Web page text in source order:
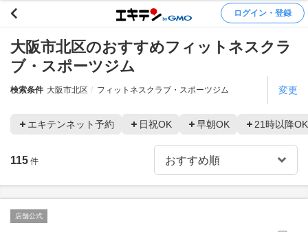
ログイン・登録
大阪市北区のおすすめフィットネスクラ
ブ・スポーツジム
検索条件 大阪市北区 フィットネスクラブ・スポーツジム 変更
エキテンネット予約 日祝OK 早朝OK 21時以降OK
115 件
店舗公式